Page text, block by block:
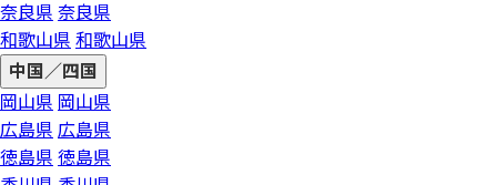
奈良県 奈良県
和歌山県 和歌山県
中国／四国
岡山県 岡山県
広島県 広島県
徳島県 徳島県